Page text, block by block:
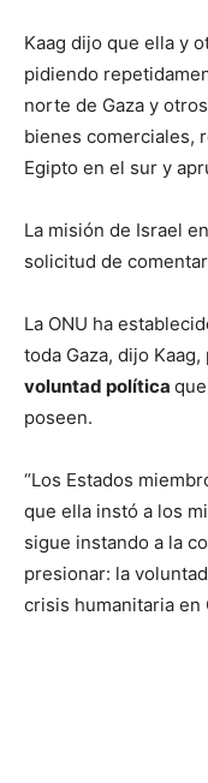
Kaag dijo que ella y
pidiendo
norte de Gaza y
bienes comerciales,
Egipto en el sur y
La misión de Israel
solicitud de
La ONU ha
toda Gaza, dijo
voluntad política
poseen.
“Los Estados
que ella instó a los
sigue instando a la
presionar: la
crisis humanitaria en